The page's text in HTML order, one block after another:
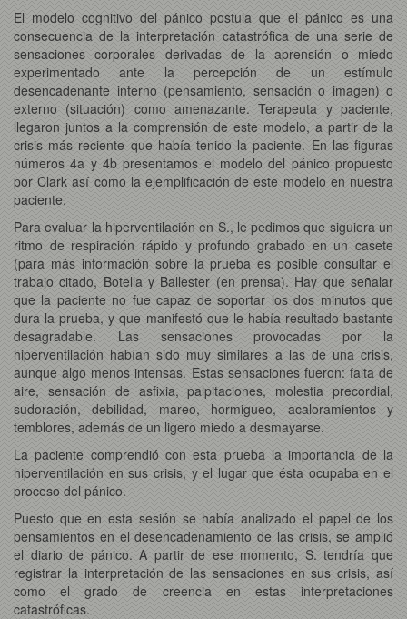
El modelo cognitivo del pánico postula que el pánico es una
consecuencia de la interpretación catastrófica de una serie de
sensaciones corporales derivadas de la aprensión o miedo
experimentado ante la percepción de un estímulo
desencadenante interno (pensamiento, sensación o imagen) o
externo (situación) como amenazante. Terapeuta y paciente,
llegaron juntos a la comprensión de este modelo, a partir de la
crisis más reciente que había tenido la paciente. En las figuras
números 4a y 4b presentamos el modelo del pánico propuesto
por Clark así como la ejemplificación de este modelo en nuestra
paciente.
Para evaluar la hiperventilación en S., le pedimos que siguiera un
ritmo de respiración rápido y profundo grabado en un casete
(para más información sobre la prueba es posible consultar el
trabajo citado, Botella y Ballester (en prensa). Hay que señalar
que la paciente no fue capaz de soportar los dos minutos que
dura la prueba, y que manifestó que le había resultado bastante
desagradable. Las sensaciones provocadas por la
hiperventilación habían sido muy similares a las de una crisis,
aunque algo menos intensas. Estas sensaciones fueron: falta de
aire, sensación de asfixia, palpitaciones, molestia precordial,
sudoración, debilidad, mareo, hormigueo, acaloramientos y
temblores, además de un ligero miedo a desmayarse.
La paciente comprendió con esta prueba la importancia de la
hiperventilación en sus crisis, y el lugar que ésta ocupaba en el
proceso del pánico.
Puesto que en esta sesión se había analizado el papel de los
pensamientos en el desencadenamiento de las crisis, se amplió
el diario de pánico. A partir de ese momento, S. tendría que
registrar la interpretación de las sensaciones en sus crisis, así
como el grado de creencia en estas interpretaciones
catastróficas.